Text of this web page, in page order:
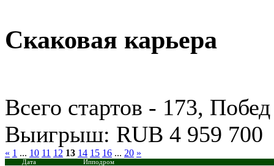
Скаковая карьера
Всего стартов - 173,
Выигрыш: RUB 4 959 700
« 1 ... 10 11 12 13 14 15 16 ... 20 »
Дата Ипподром